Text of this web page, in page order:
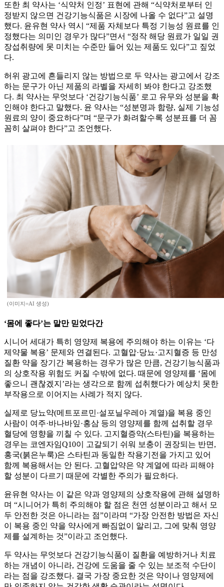
또한 최 약사는 ‘식약처 인정’ 표현에 관해 “식약처로부터 인
정받지 않으면 건강기능식품은 시장에 나올 수 없다”고 설명
했다. 윤유현 약사 역시 “제품 자체보다 특정 기능성 원료를 인
정했다는 의미인 경우가 많다”면서 “정작 해당 원료가 일일 권
장섭취량에 못 미치는 수준만 들어 있는 제품도 있다”고 짚었
다.
허위 광고에 흔들리지 않는 방법으로 두 약사는 광고에서 강조
하는 문구가 아닌 제품의 라벨을 자세히 봐야 한다고 강조했
다. 최 약사는 무엇보다 ‘건강기능식품’ 로고 유무와 성분을 확
인해야 한다고 말했다. 윤 약사는 “성분명과 함량, 실제 기능성
원료의 양이 중요하다”며 “문구가 화려할수록 성분표를 더 꼼
꼼히 살펴야 한다”고 조언했다.
(이미지=AI 생성)
‘몸에 좋다’는 말만 믿었다간
시니어 세대가 특히 영양제 복용에 주의해야 하는 이유는 ‘다
제약물 복용’ 문제와 연결된다. 고혈압·당뇨·고지혈증 등 만성
질환 약을 장기간 복용하는 경우가 많은 만큼, 건강기능식품과
의 상호작용 위험도 커질 수밖에 없다. 때문에 영양제를 ‘몸에
좋으니 괜찮겠지’라는 생각으로 함께 섭취했다가 예상치 못한
부작용으로 이어지는 사례가 적지 않다.
실제로 당뇨약(메트포르민·설포닐우레아 계열)을 복용 중인
사람이 여주·바나바잎·홍삼 등의 영양제를 함께 섭취할 경우
혈당에 영향을 끼칠 수 있다. 고지혈증약(스타틴)을 복용하는
경우는 코엔자임Q10이 고갈되기 쉬워 보충이 권장되는 반면,
홍국(붉은누룩)은 스타틴과 동일한 작용기전을 가지고 있어
함께 복용해서는 안 된다. 고혈압약은 약 계열에 따라 피해야
할 성분이 다르기 때문에 각별한 주의가 필요하다.
윤유현 약사는 이 같은 약과 영양제의 상호작용에 관해 설명하
며 “시니어가 특히 주의해야 할 점은 천연 성분이라고 해서 모
두 안전한 것은 아니라는 점”이라며 “가장 안전한 방법은 자신
이 복용 중인 약을 약사에게 빠짐없이 알리고, 그에 맞춰 영양
제를 설계하는 것”이라고 조언했다.
두 약사는 무엇보다 건강기능식품이 질환을 예방하거나 치료
하는 개념이 아니라, 건강에 도움을 줄 수 있는 보조적 수단이
라는 점을 강조했다. 결국 가장 중요한 것은 약이나 영양제에